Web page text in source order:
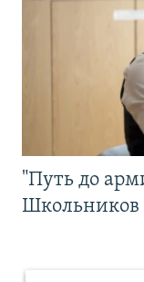
"Путь до
Школьников